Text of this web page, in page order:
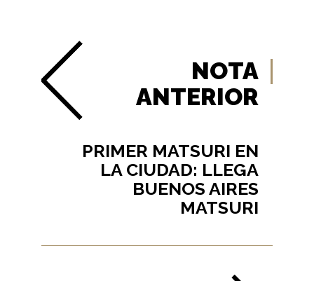
NOTA
ANTERIOR
PRIMER MATSURI EN
LA CIUDAD: LLEGA
BUENOS AIRES
MATSURI